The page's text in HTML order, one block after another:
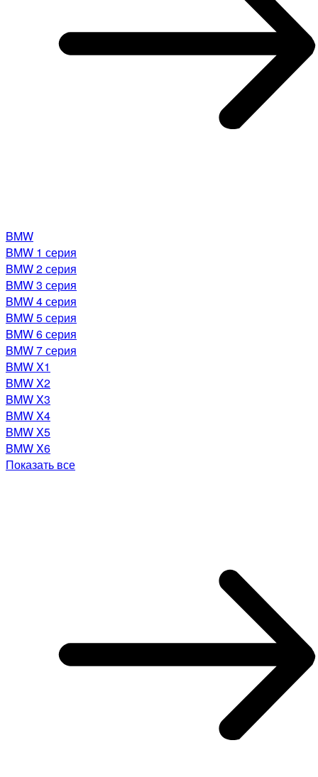
BMW
BMW 1 серия
BMW 2 серия
BMW 3 серия
BMW 4 серия
BMW 5 серия
BMW 6 серия
BMW 7 серия
BMW X1
BMW X2
BMW X3
BMW X4
BMW X5
BMW X6
Показать все